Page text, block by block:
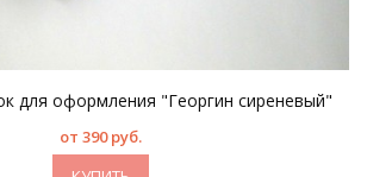
для оформления "Георгин сиреневый"
от 390 руб.